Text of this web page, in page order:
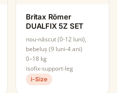
Britax Römer
DUALFIX 5Z SET
nou-născut (0-12 luni),
bebeluș (9 luni-4 ani)
0–18 kg
isofix-support-leg
i-Size